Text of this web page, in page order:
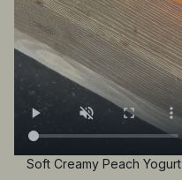
Soft Creamy Peach Yogurt